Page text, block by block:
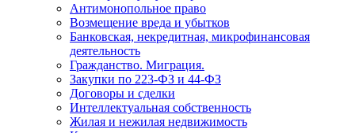
Антимонопольное право
Возмещение вреда и убытков
Банковская, некредитная, микрофинансовая
деятельность
Гражданство. Миграция.
Закупки по 223-ФЗ и 44-ФЗ
Договоры и сделки
Интеллектуальная собственность
Жилая и нежилая недвижимость